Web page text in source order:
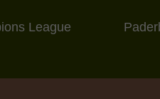
League